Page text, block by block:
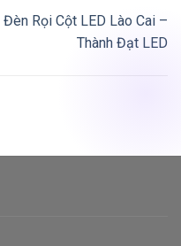
Đèn Rọi Cột LED Lào Cai –
Thành Đạt LED